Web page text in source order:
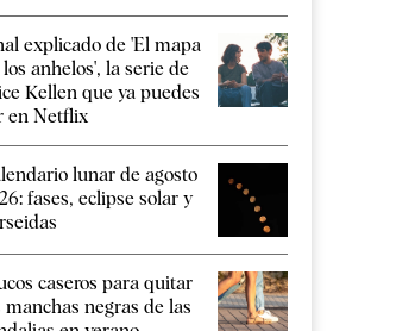
explicado de 'El mapa
anhelos', la serie de
Kellen que ya puedes
en Netflix
lunar de agosto
fases, eclipse solar y
caseros para quitar
manchas negras de las